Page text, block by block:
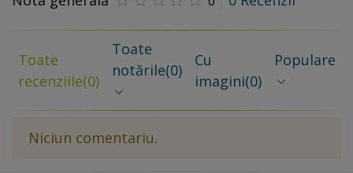
Toate
recenziile(0)
Toate
notările(0)
Cu
imagini(0)
Populare
Niciun comentariu.